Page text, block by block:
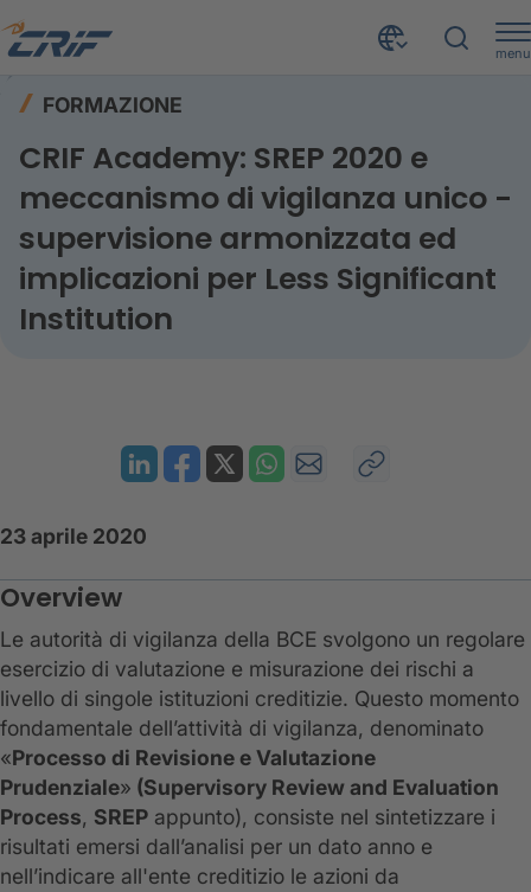
menu
FORMAZIONE
CRIF Academy: SREP 2020 e
meccanismo di vigilanza unico -
supervisione armonizzata ed
implicazioni per Less Significant
Institution
23 aprile 2020
Overview
Le autorità di vigilanza della BCE svolgono un regolare
esercizio di valutazione e misurazione dei rischi a
livello di singole istituzioni creditizie. Questo momento
fondamentale dell’attività di vigilanza, denominato
«Processo di Revisione e Valutazione
Prudenziale» (Supervisory Review and Evaluation
Process, SREP appunto), consiste nel sintetizzare i
risultati emersi dall’analisi per un dato anno e
nell’indicare all'ente creditizio le azioni da